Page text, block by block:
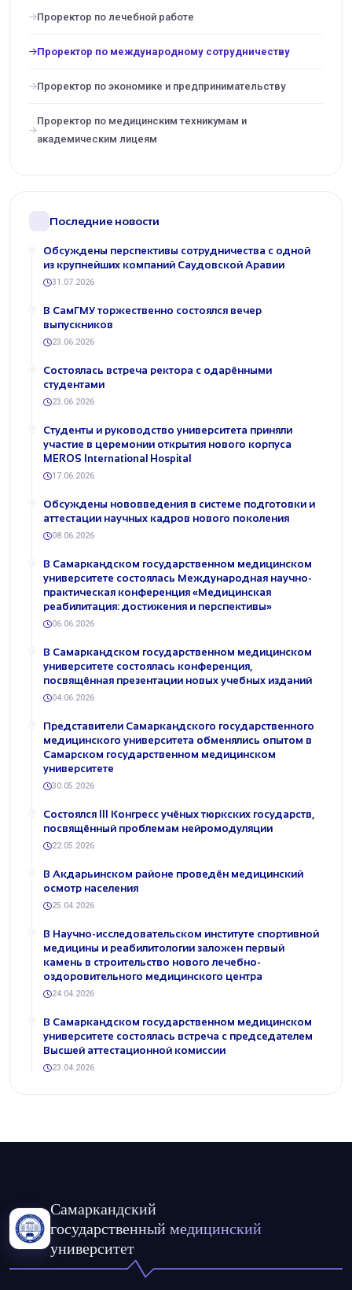
Проректор по лечебной работе
Проректор по международному сотрудничеству
Проректор по экономике и предпринимательству
Проректор по медицинским техникумам и
академическим лицеям
Последние новости
Обсуждены перспективы сотрудничества с одной
из крупнейших компаний Саудовской Аравии
31.07.2026
В СамГМУ торжественно состоялся вечер
выпускников
23.06.2026
Состоялась встреча ректора с одарёнными
студентами
23.06.2026
Студенты и руководство университета приняли
участие в церемонии открытия нового корпуса
MEROS International Hospital
17.06.2026
Обсуждены нововведения в системе подготовки и
аттестации научных кадров нового поколения
08.06.2026
В Самаркандском государственном медицинском
университете состоялась Международная научно-
практическая конференция «Медицинская
реабилитация: достижения и перспективы»
06.06.2026
В Самаркандском государственном медицинском
университете состоялась конференция,
посвящённая презентации новых учебных изданий
04.06.2026
Представители Самаркандского государственного
медицинского университета обменялись опытом в
Самарском государственном медицинском
университете
30.05.2026
Состоялся III Конгресс учёных тюркских государств,
посвящённый проблемам нейромодуляции
22.05.2026
В Акдарьинском районе проведён медицинский
осмотр населения
25.04.2026
В Научно-исследовательском институте спортивной
медицины и реабилитологии заложен первый
камень в строительство нового лечебно-
оздоровительного медицинского центра
24.04.2026
В Самаркандском государственном медицинском
университете состоялась встреча с председателем
Высшей аттестационной комиссии
23.04.2026
Самаркандский
государственный медицинский
университет